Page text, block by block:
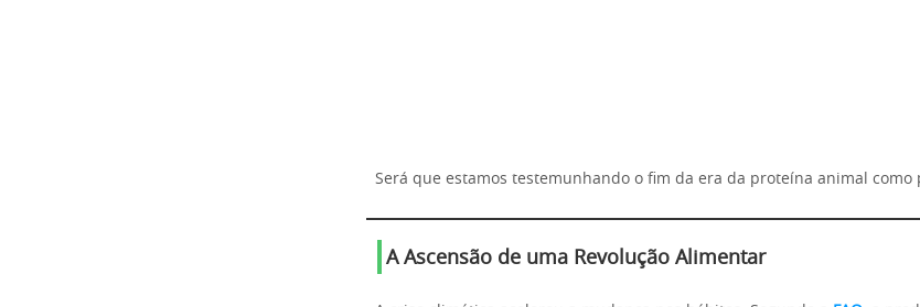
Será que estamos testemunhando o fim da era da proteína animal como
A Ascensão de uma Revolução Alimentar